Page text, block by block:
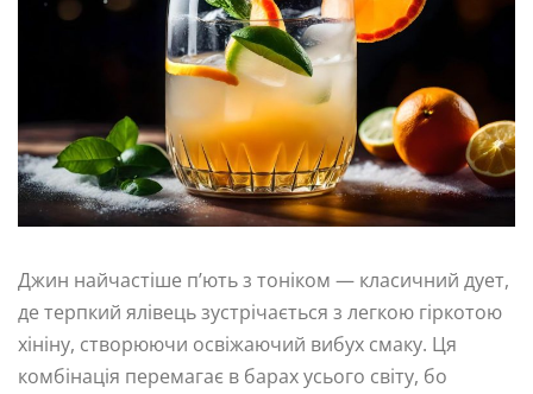
Джин найчастіше п’ють з тоніком — класичний дует,
де терпкий ялівець зустрічається з легкою гіркотою
хініну, створюючи освіжаючий вибух смаку. Ця
комбінація перемагає в барах усього світу, бо